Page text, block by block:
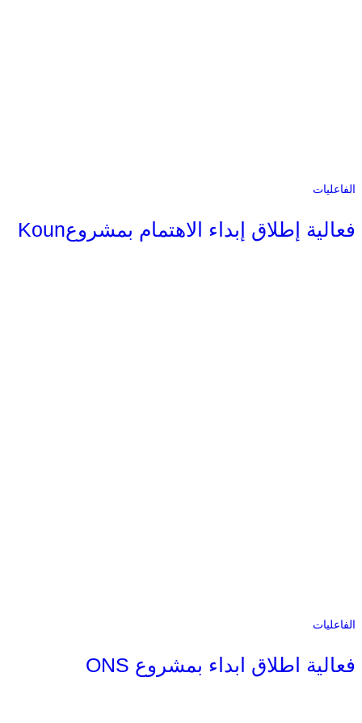
الفاعليات
فعالية إطلاق إبداء الاهتمام بمشروعKoun
الفاعليات
فعالية اطلاق ابداء بمشروع ONS